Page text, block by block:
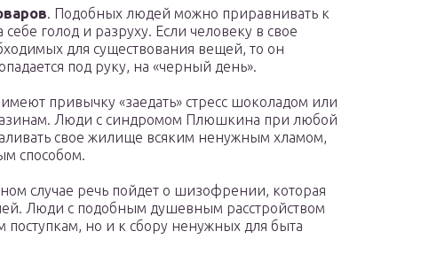
. Подобных людей можно приравнивать к
голод и разруху. Если человеку в свое
для существования вещей, то он
под руку, на «черный день».
привычку «заедать» стресс шоколадом или
Люди с синдромом Плюшкина при любой
свое жилище всяким ненужным хламом,
способом.
случае речь пойдет о шизофрении, которая
Люди с подобным душевным расстройством
но и к сбору ненужных для быта